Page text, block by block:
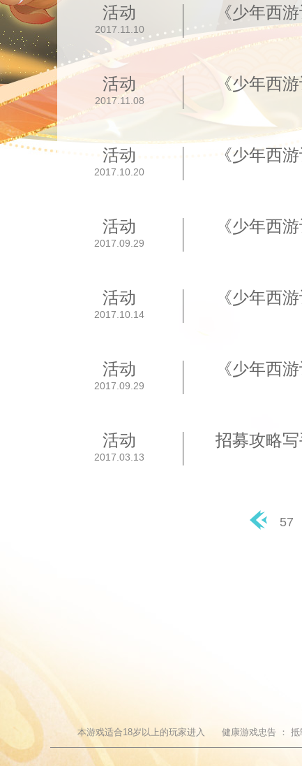
活动
2017.11.10
《少年西
活动
2017.11.08
《少年西
活动
2017.10.20
《少年西
活动
2017.09.29
《少年西
活动
2017.10.14
《少年西
活动
2017.09.29
《少年西
活动
2017.03.13
招募攻略
57
本游戏适合18岁以上的玩家进入 健康游戏忠告 ： 抵